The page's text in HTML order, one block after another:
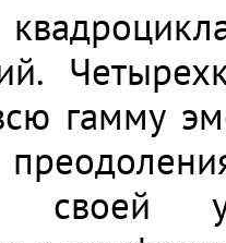
гамму
своей